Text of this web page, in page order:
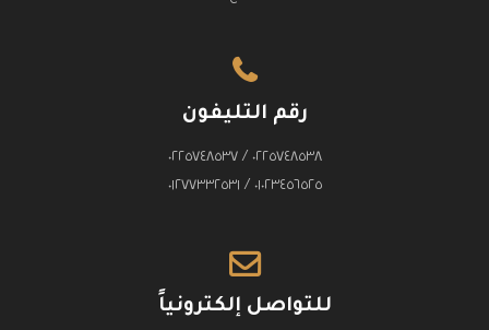
رقم التليفون
٠٢٢٥٧٤٨٥٣٨ / ٠٢٢٥٧٤٨٥٣٧
٠١٠٢٣٤٥٦٥٢٥ / ٠١٢٧٧٣٣٢٥٣١
للتواصل إلكترونياً